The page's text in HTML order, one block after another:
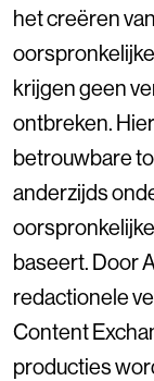
het creëren
krijgen geen
ontbreken.
betrouwbare
anderzijds
oorspronkelijke
baseert. Door
redactionele
Content
producties